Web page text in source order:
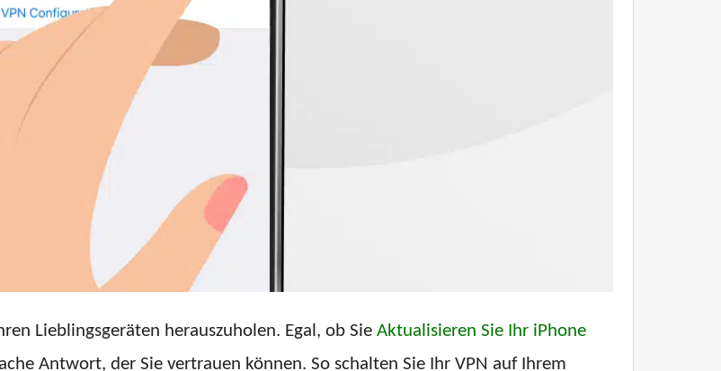
Lieblingsgeräten herauszuholen. Egal, ob Sie Aktualisieren Sie Ihr iPhone
Antwort, der Sie vertrauen können. So schalten Sie Ihr VPN auf Ihrem